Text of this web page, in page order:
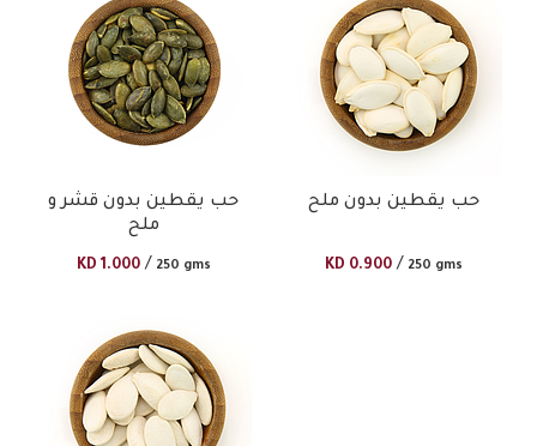
حب يقطين بدون قشر و
ملح
KD 1.000 / 250 gms
حب يقطين بدون ملح
KD 0.900 / 250 gms